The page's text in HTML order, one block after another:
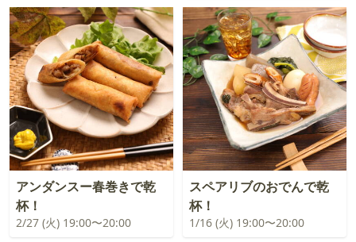
アンダンスー春巻きで乾
杯！
2/27 (火) 19:00〜20:00
スペアリブのおでんで乾
杯！
1/16 (火) 19:00〜20:00